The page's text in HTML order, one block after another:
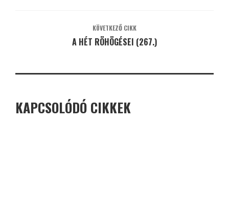
KÖVETKEZŐ CIKK
A HÉT RÖHÖGÉSEI (267.)
KAPCSOLÓDÓ CIKKEK